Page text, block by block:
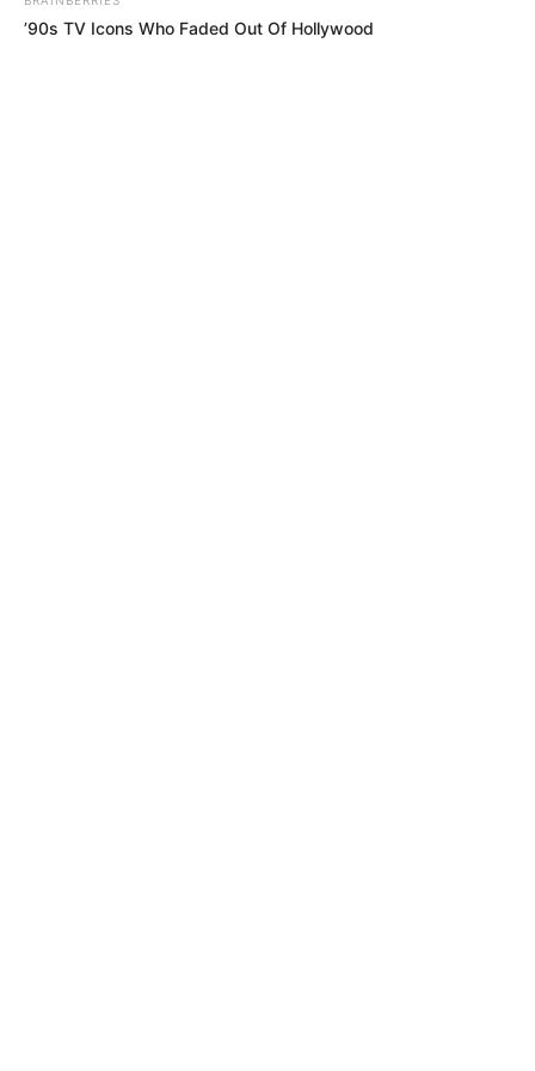
RECIBO DEL AGUA
LOCALIDAD DE USAQUÉN
’90s TV Icons Who Faded Out Of Hollywood